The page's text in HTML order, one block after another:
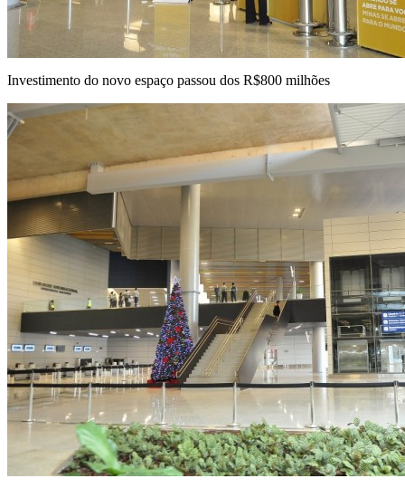
Investimento do novo espaço passou dos R$800 milhões